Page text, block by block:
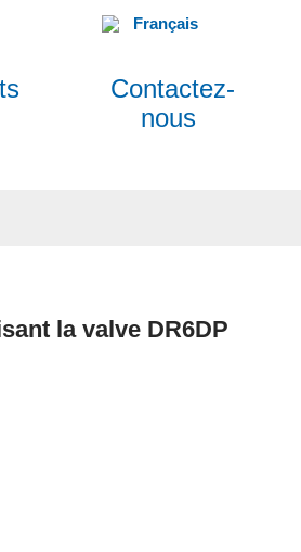
Français
Contactez-
nous
la valve DR6DP